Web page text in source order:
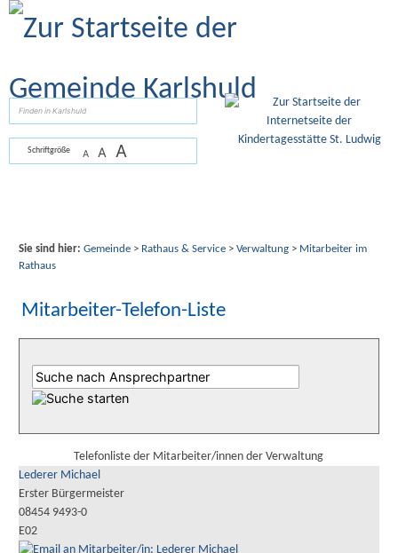
Zum Inhalt
Schriftgröße A A A
Sie sind hier: Gemeinde> Rathaus & Service> Verwaltung> Mitarbeiter im
Rathaus
Mitarbeiter-Telefon-Liste
Telefonliste der Mitarbeiter/innen der Verwaltung
Lederer Michael
Erster Bürgermeister
08454 9493-0
E02